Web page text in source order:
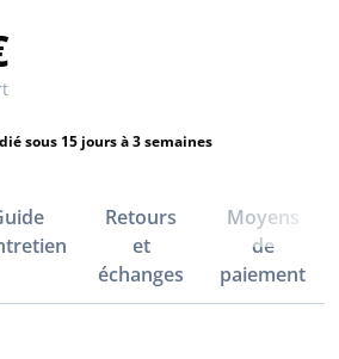
sous 15 jours à 3 semaines
Retours
et
échanges
Moyens
de
paiement